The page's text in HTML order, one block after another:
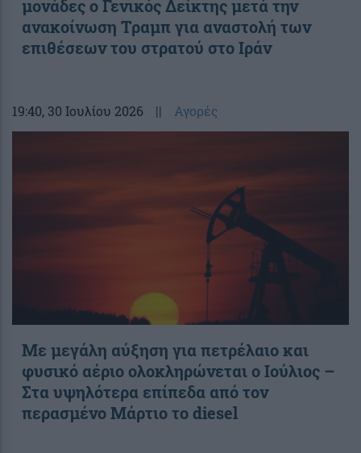
μονάδες ο Γενικός Δείκτης μετά την
ανακοίνωση Τραμπ για αναστολή των
επιθέσεων του στρατού στο Ιράν
19:40, 30 Ιουλίου 2026 || Αγορές
Με μεγάλη αύξηση για πετρέλαιο και
φυσικό αέριο ολοκληρώνεται ο Ιούλιος –
Στα υψηλότερα επίπεδα από τον
περασμένο Μάρτιο το diesel